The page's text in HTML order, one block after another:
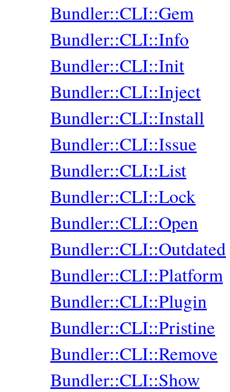
Bundler::CLI::Gem
Bundler::CLI::Info
Bundler::CLI::Init
Bundler::CLI::Inject
Bundler::CLI::Install
Bundler::CLI::Issue
Bundler::CLI::List
Bundler::CLI::Lock
Bundler::CLI::Open
Bundler::CLI::Outdated
Bundler::CLI::Platform
Bundler::CLI::Plugin
Bundler::CLI::Pristine
Bundler::CLI::Remove
Bundler::CLI::Show